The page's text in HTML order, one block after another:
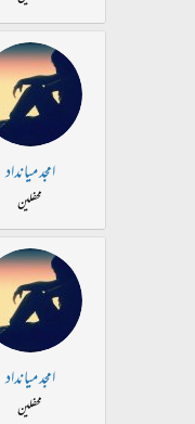
امجد میانداد
محفلین
امجد میانداد
محفلین